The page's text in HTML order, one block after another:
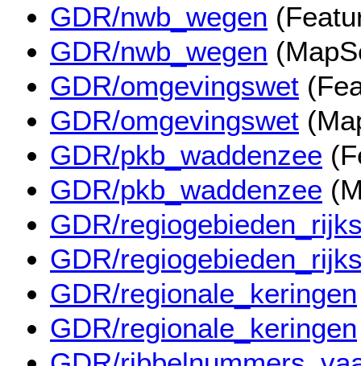
GDR/nwb_wegen
GDR/nwb_wegen
GDR/omgevingswet
GDR/omgevingswet
GDR/pkb_waddenzee
GDR/pkb_waddenzee
GDR/
GDR/
GDR/regionale_keringen
GDR/regionale_keringen